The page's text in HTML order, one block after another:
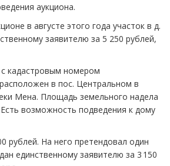
аукциона.
в августе этого года участок в д.
заявителю за 5 250 рублей,
кадастровым номером
в пос. Центральном в
Мена. Площадь земельного надела
возможность подведения к дому
рублей. На него претендовал один
единственному заявителю за 3 150